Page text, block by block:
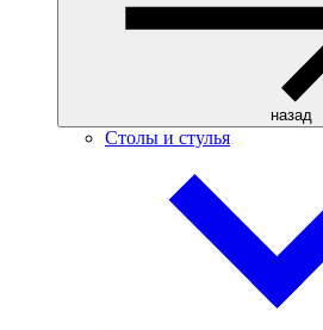
назад
Столы и стулья